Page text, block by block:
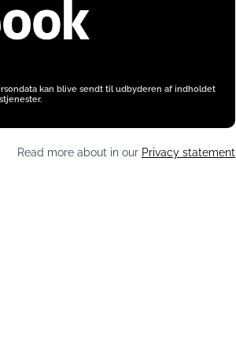
kan blive sendt til udbyderen af indholdet
Read more about in our Privacy statement